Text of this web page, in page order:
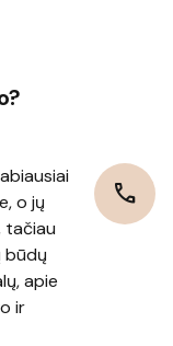
o jų
tačiau
būdų
apie
ir
call